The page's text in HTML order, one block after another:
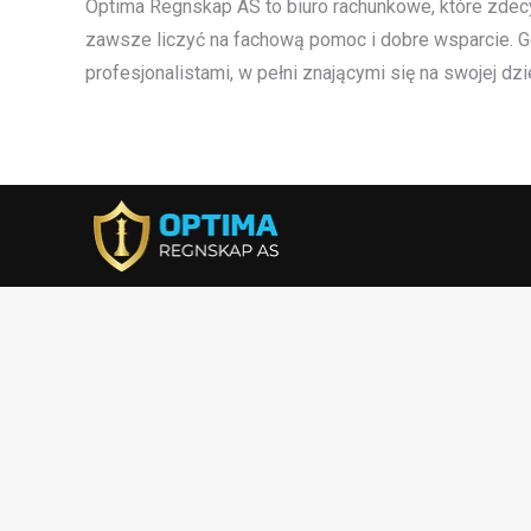
Optima Regnskap AS to biuro rachunkowe, które
zawsze liczyć na fachową pomoc i dobre wsparcie.
profesjonalistami, w pełni znającymi się na swojej